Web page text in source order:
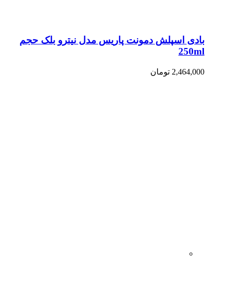
بادی اسپلش دمونت پاریس مدل نیترو بلک حجم
250ml
2,464,000 تومان